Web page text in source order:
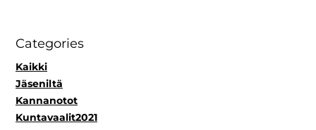
Categories
Kaikki
Jäseniltä
Kannanotot
Kuntavaalit2021